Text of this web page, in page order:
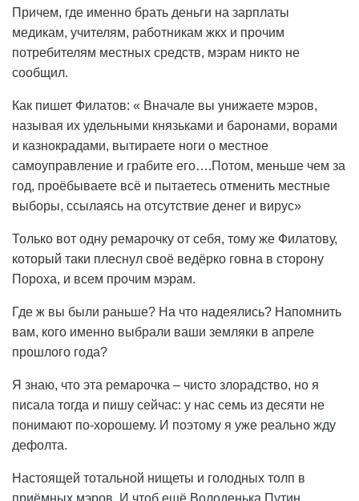
Причем, где именно брать деньги на зарплаты
медикам, учителям, работникам жкх и прочим
потребителям местных средств, мэрам никто не
сообщил.
Как пишет Филатов: « Вначале вы унижаете мэров,
называя их удельными князьками и баронами, ворами
и казнокрадами, вытираете ноги о местное
самоуправление и грабите его….Потом, меньше чем за
год, проёбываете всё и пытаетесь отменить местные
выборы, ссылаясь на отсутствие денег и вирус»
Только вот одну ремарочку от себя, тому же Филатову,
который таки плеснул своё ведёрко говна в сторону
Пороха, и всем прочим мэрам.
Где ж вы были раньше? На что надеялись? Напомнить
вам, кого именно выбрали ваши земляки в апреле
прошлого года?
Я знаю, что эта ремарочка – чисто злорадство, но я
писала тогда и пишу сейчас: у нас семь из десяти не
понимают по-хорошему. И поэтому я уже реально жду
дефолта.
Настоящей тотальной нищеты и голодных толп в
приёмных мэров. И чтоб ещё Володенька Путин